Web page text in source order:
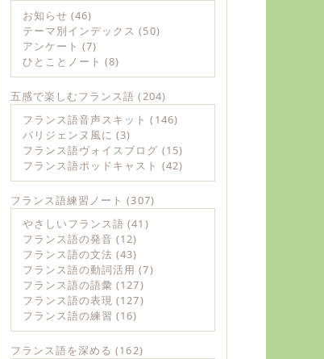
お知らせ (46)
テーマ別インデックス (50)
アンケート (7)
ひとことノート (8)
五感で楽しむフランス語 (204)
フランス語音声スキット (146)
パリジェンヌ風に (3)
フランス語ヴォイスブログ (15)
フランス語ポッドキャスト (42)
フランス語練習ノート (307)
やさしいフランス語 (41)
フランス語の発音 (12)
フランス語の文法 (43)
フランス語の動詞活用 (7)
フランス語の語彙 (127)
フランス語の表現 (127)
フランス語の練習 (16)
フランス語を深める (162)